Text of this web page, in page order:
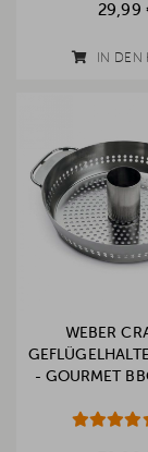
29,99
IN DEN
WEBER
- GOURMET